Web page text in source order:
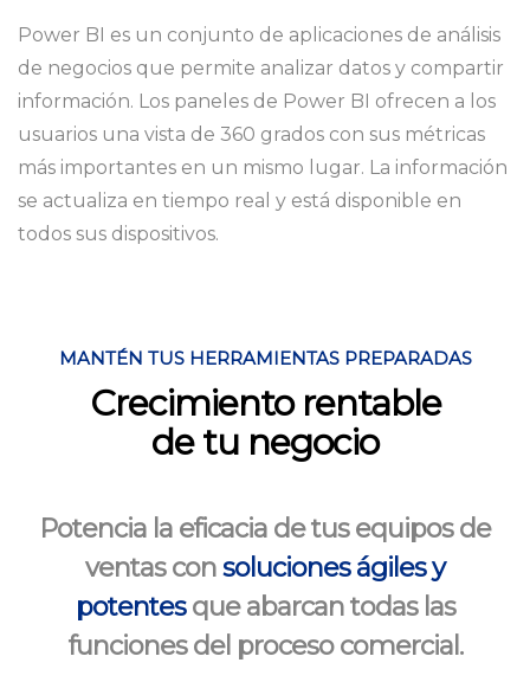
Power BI es un conjunto de aplicaciones de análisis
de negocios que permite analizar datos y compartir
información. Los paneles de Power BI ofrecen a los
usuarios una vista de 360 grados con sus métricas
más importantes en un mismo lugar. La información
se actualiza en tiempo real y está disponible en
todos sus dispositivos.
MANTÉN TUS HERRAMIENTAS PREPARADAS
Crecimiento rentable
de tu negocio
Potencia la eficacia de tus equipos de
ventas consoluciones ágiles y
potentesque abarcan todas las
funciones del proceso comercial.